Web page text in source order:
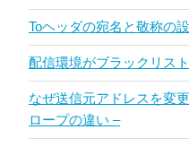
Toヘッダの宛名と敬称の
配信環境がブラックリス
なぜ送信元アドレスを変
ロープの違い –